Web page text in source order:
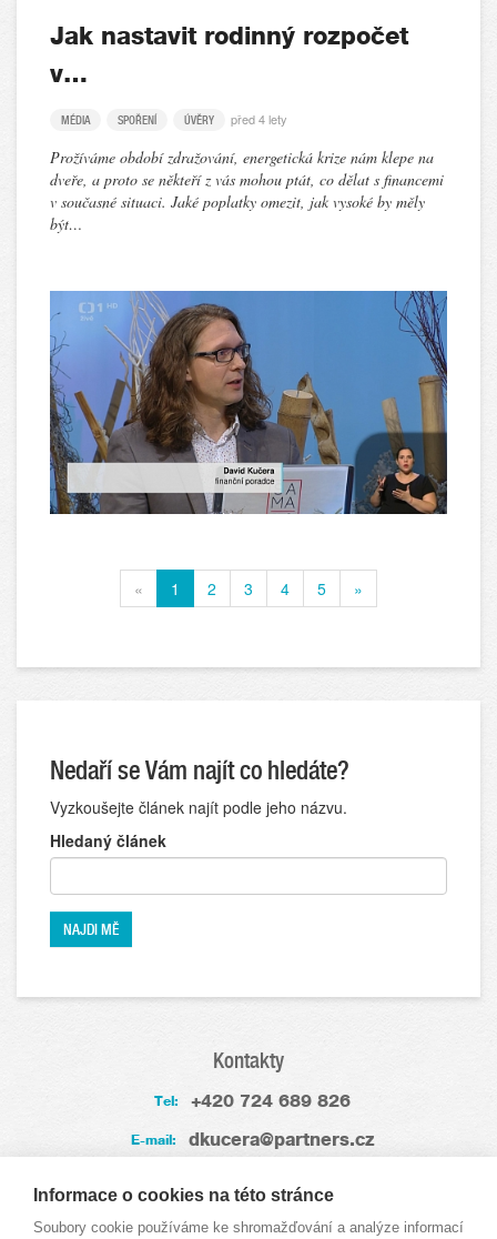
Jak nastavit rodinný rozpočet
v…
MÉDIA SPOŘENÍ ÚVĚRY před 4 lety
Prožíváme období zdražování, energetická krize nám klepe na
dveře, a proto se někteří z vás mohou ptát, co dělat s financemi
v současné situaci. Jaké poplatky omezit, jak vysoké by měly
být…
« 1 2 3 4 5 »
Nedaří se Vám najít co hledáte?
Vyzkoušejte článek najít podle jeho názvu.
Hledaný článek
Kontakty
Tel: +420 724 689 826
E-mail: dkucera@partners.cz
Zkušenosti
Informace o cookies na této stránce
Soubory cookie používáme ke shromažďování a analýze informací